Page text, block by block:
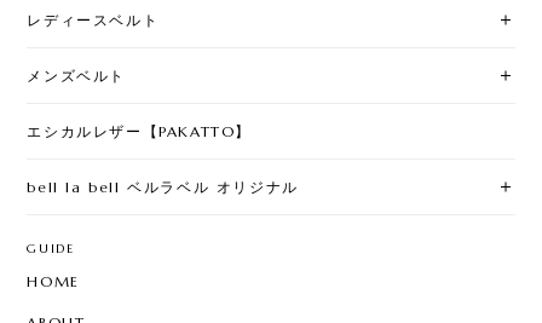
レディースベルト
メンズベルト
エシカルレザー【PAKATTO】
bell la bell ベルラベル オリジナル
GUIDE
HOME